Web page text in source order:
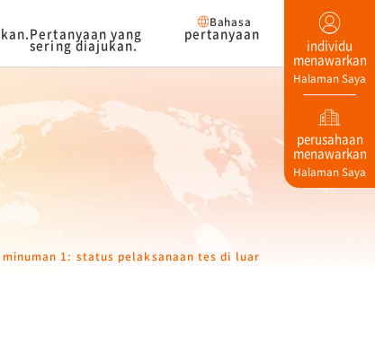
Bahasa
Pertanyaan yang
sering diajukan.
pertanyaan
individu
menawarkan
Halaman Saya
perusahaan
menawarkan
Halaman Saya
1: status pelaksanaan tes di luar Jepang.